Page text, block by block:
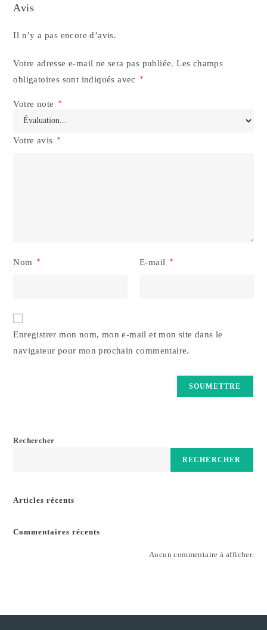
Avis
Il n’y a pas encore d’avis.
Votre adresse e-mail ne sera pas publiée. Les champs
obligatoires sont indiqués avec
*
Votre note *
Votre avis *
Nom * E-mail *
Enregistrer mon nom, mon e-mail et mon site dans le
navigateur pour mon prochain commentaire.
Rechercher
RECHERCHER
Articles récents
Commentaires récents
Aucun commentaire à afficher.